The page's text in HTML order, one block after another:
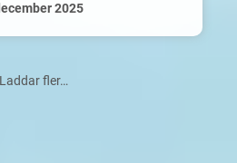
2025
Laddar fler…